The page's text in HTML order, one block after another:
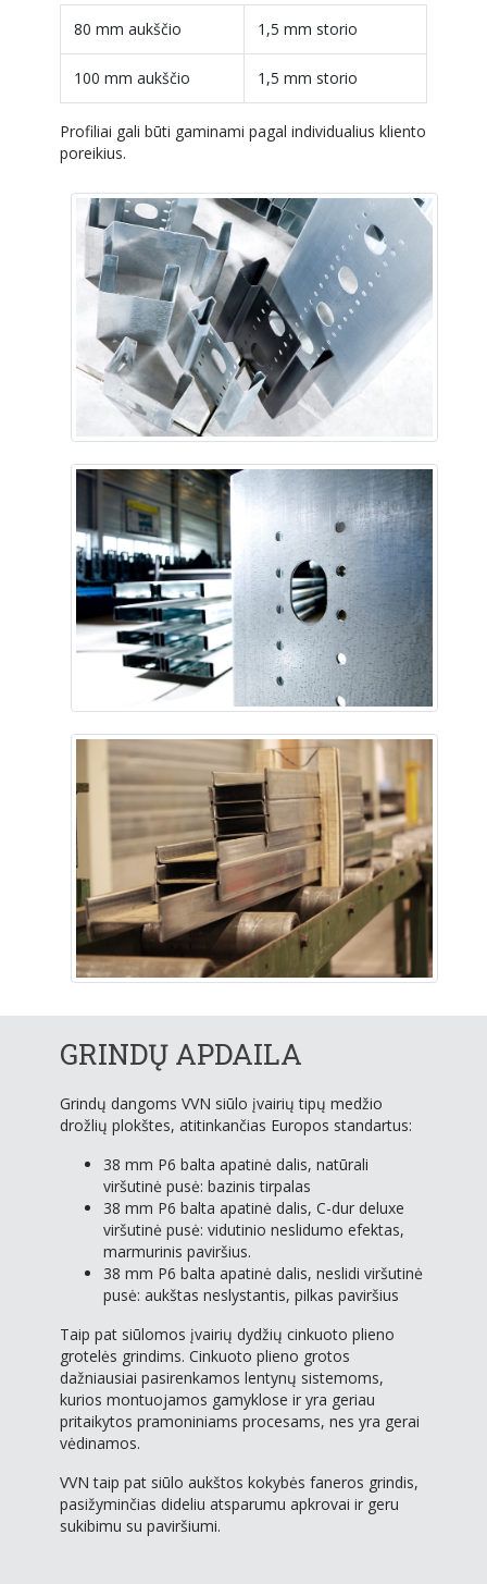
80 mm aukščio 1,5 mm storio
100 mm aukščio 1,5 mm storio
Profiliai gali būti gaminami pagal individualius kliento
poreikius.
GRINDŲ APDAILA
Grindų dangoms VVN siūlo įvairių tipų medžio
drožlių plokštes, atitinkančias Europos standartus:
38 mm P6 balta apatinė dalis, natūrali
viršutinė pusė: bazinis tirpalas
38 mm P6 balta apatinė dalis, C-dur deluxe
viršutinė pusė: vidutinio neslidumo efektas,
marmurinis paviršius.
38 mm P6 balta apatinė dalis, neslidi viršutinė
pusė: aukštas neslystantis, pilkas paviršius
Taip pat siūlomos įvairių dydžių cinkuoto plieno
grotelės grindims. Cinkuoto plieno grotos
dažniausiai pasirenkamos lentynų sistemoms,
kurios montuojamos gamyklose ir yra geriau
pritaikytos pramoniniams procesams, nes yra gerai
vėdinamos.
VVN taip pat siūlo aukštos kokybės faneros grindis,
pasižyminčias dideliu atsparumu apkrovai ir geru
sukibimu su paviršiumi.